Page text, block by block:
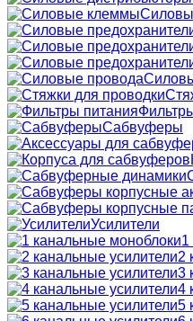
Сабвуферы
Усилители
1
2
3
4
5